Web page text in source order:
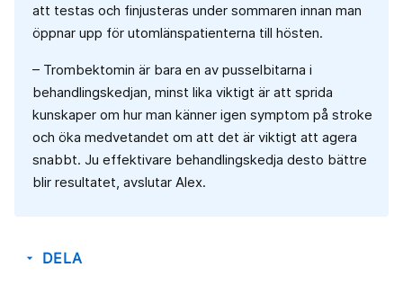
att testas och finjusteras under sommaren innan man
öppnar upp för utomlänspatienterna till hösten.
– Trombektomin är bara en av pusselbitarna i
behandlingskedjan, minst lika viktigt är att sprida
kunskaper om hur man känner igen symptom på stroke
och öka medvetandet om att det är viktigt att agera
snabbt. Ju effektivare behandlingskedja desto bättre
blir resultatet, avslutar Alex.
arrow_drop_down DELA